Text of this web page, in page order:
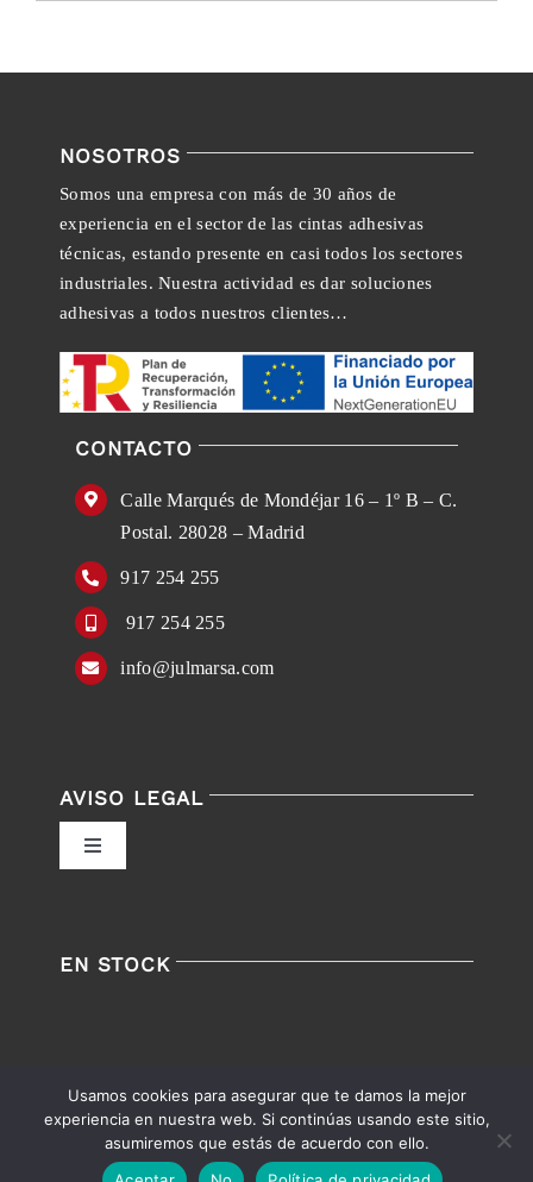
NOSOTROS
Somos una empresa con más de 30 años de
experiencia en el sector de las cintas adhesivas
técnicas, estando presente en casi todos los sectores
industriales. Nuestra actividad es dar soluciones
adhesivas a todos nuestros clientes…
CONTACTO
Calle Marqués de Mondéjar 16 – 1º B – C.
Postal. 28028 – Madrid
917 254 255
917 254 255
info@julmarsa.com
AVISO LEGAL
Toggle
Navigation
Accesibilidad
EN STOCK
English Español
Usamos cookies para asegurar que te damos la mejor
experiencia en nuestra web. Si continúas usando este sitio,
asumiremos que estás de acuerdo con ello.